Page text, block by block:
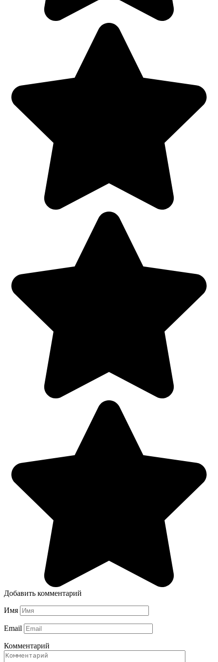
Добавить комментарий
Имя
Email
Комментарий